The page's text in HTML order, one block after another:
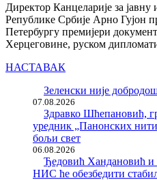
Директор Канцеларије за
Републике Србије Арно Гујон
Петербургу премијери
Херцеговине, руском
НАСТАВАК
Зеленски није
07.08.2026
Здравко Шћепановић,
уредник „Панонских
бољи свет
06.08.2026
Ђедовић Хандановић и
НИС ће обезбедити